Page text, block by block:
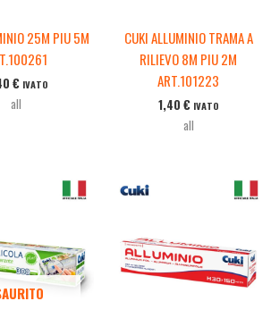
25M PIU 5M
€ IVATO
all
CUKI ALLUMINIO TRAMA A
RILIEVO 8M PIU 2M
ART.101223
1,40 € IVATO
all